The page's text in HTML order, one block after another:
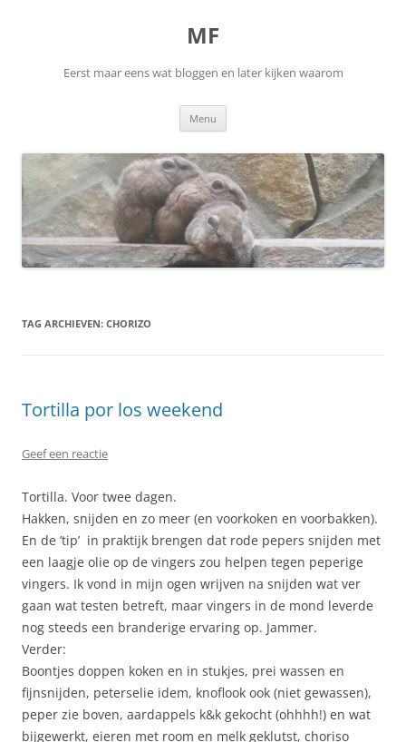
MF
Eerst maar eens wat bloggen en later kijken waarom
Menu
TAG ARCHIEVEN: CHORIZO
Tortilla por los weekend
Geef een reactie
Tortilla. Voor twee dagen.
Hakken, snijden en zo meer (en voorkoken en voorbakken).
En de ’tip’ in praktijk brengen dat rode pepers snijden met
een laagje olie op de vingers zou helpen tegen peperige
vingers. Ik vond in mijn ogen wrijven na snijden wat ver
gaan wat testen betreft, maar vingers in de mond leverde
nog steeds een branderige ervaring op. Jammer.
Verder:
Boontjes doppen koken en in stukjes, prei wassen en
fijnsnijden, peterselie idem, knoflook ook (niet gewassen),
peper zie boven, aardappels k&k gekocht (ohhhh!) en wat
bijgewerkt, eieren met room en melk geklutst, choriso